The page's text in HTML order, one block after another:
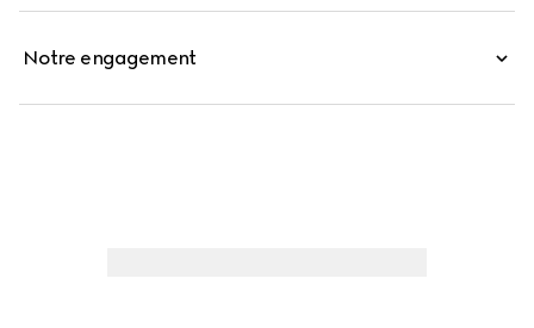
Notre engagement